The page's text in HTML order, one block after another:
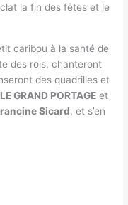
la fin des fêtes et le
caribou à la santé de
des rois, chanteront
des quadrilles et
GRAND PORTAGE et
Sicard, et s’en